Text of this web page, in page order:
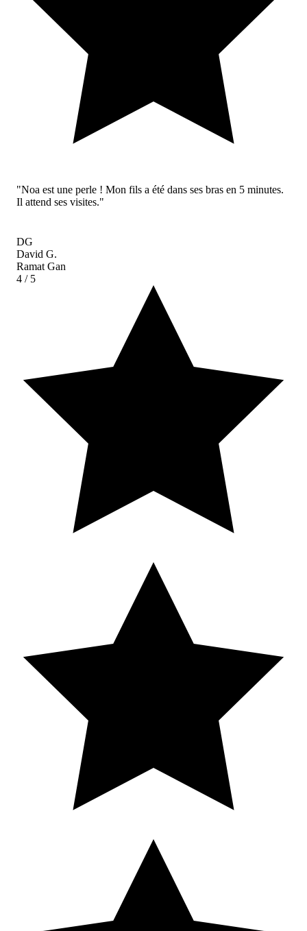
"Noa est une perle ! Mon fils a été dans ses bras en 5 minutes.
Il attend ses visites."
DG
David G.
Ramat Gan
4 / 5